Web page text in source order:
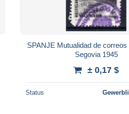
SPANJE Mutualidad de
Segovia 1945
± 0,17 $
Status